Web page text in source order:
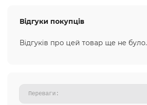
Відгуки покупців
Відгуків про цей товар ще не було.